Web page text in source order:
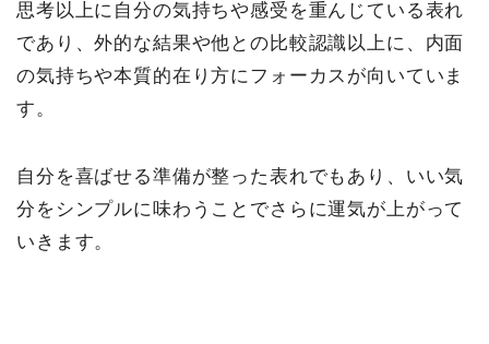
思考以上に自分の気持ちや感受を重んじている表れ
であり、外的な結果や他との比較認識以上に、内面
の気持ちや本質的在り方にフォーカスが向いていま
す。
自分を喜ばせる準備が整った表れでもあり、いい気
分をシンプルに味わうことでさらに運気が上がって
いきます。